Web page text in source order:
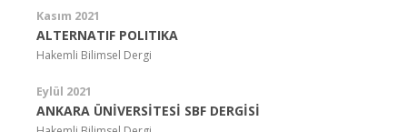
Kasım 2021
ALTERNATIF POLITIKA
Hakemli Bilimsel Dergi
Eylül 2021
ANKARA ÜNİVERSİTESİ SBF DERGİSİ